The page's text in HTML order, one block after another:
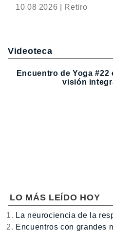
10 08 2026 | Retiro
Videoteca
Encuentro de Yoga
visión
LO MÁS LEÍDO HOY
La neurociencia de la
Encuentros con grandes